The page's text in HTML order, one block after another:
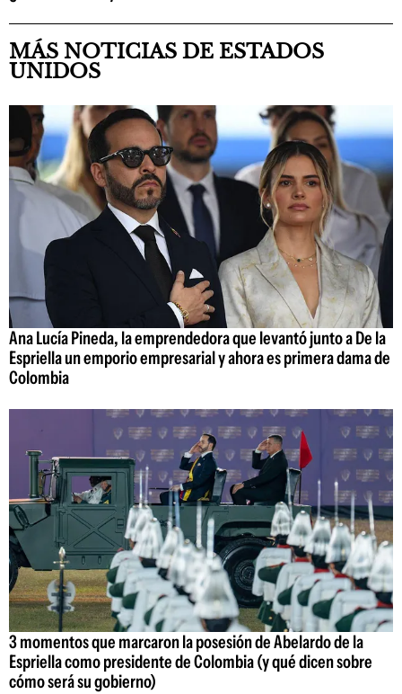
MÁS NOTICIAS DE ESTADOS
UNIDOS
Ana Lucía Pineda, la emprendedora que levantó junto a De la
Espriella un emporio empresarial y ahora es primera dama de
Colombia
3 momentos que marcaron la posesión de Abelardo de la
Espriella como presidente de Colombia (y qué dicen sobre
cómo será su gobierno)